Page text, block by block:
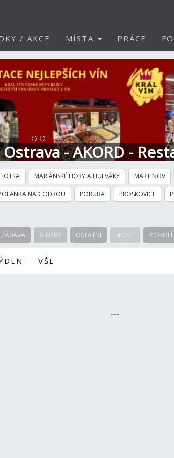
/ AKCE MÍSTA PRÁCE
- AKORD -
MARIÁNSKÉ HORY A HULVÁKY MARTINOV
NAD ODROU PORUBA PROSKOVICE
ZÁBAVA SLUŽBY OSTATNÍ SPORT V OKOLÍ
VŠE
---